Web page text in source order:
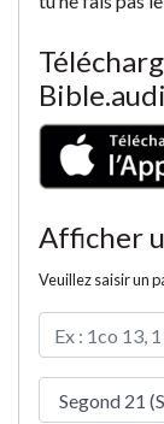
Afficher
Veuillez saisir un